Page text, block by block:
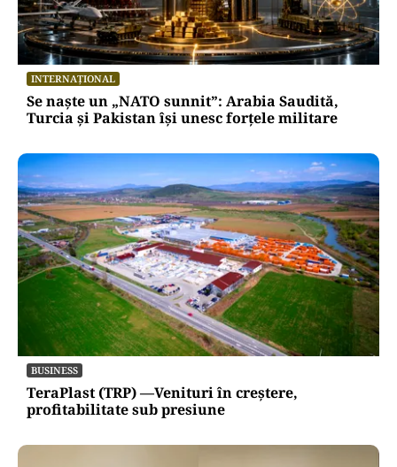
INTERNAȚIONAL
Se naște un „NATO sunnit”: Arabia Saudită,
Turcia și Pakistan își unesc forțele militare
BUSINESS
TeraPlast (TRP) —Venituri în creștere,
profitabilitate sub presiune